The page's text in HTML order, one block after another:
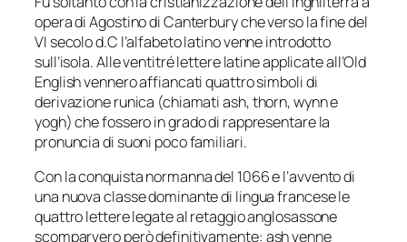
opera di Agostino di Canterbury che verso la fine del
VI secolo d.C l’alfabeto latino venne introdotto
sull’isola. Alle ventitré lettere latine applicate all’Old
English vennero affiancati quattro simboli di
derivazione runica (chiamatiash,thorn,wynne
yogh)che fossero in grado di rappresentare la
pronuncia di suoni poco familiari.
Con la conquista normanna del 1066 e l’avvento di
una nuova classe dominante di lingua francese le
quattro lettere legate al retaggio anglosassone
scomparvero però definitivamente: ashvenne